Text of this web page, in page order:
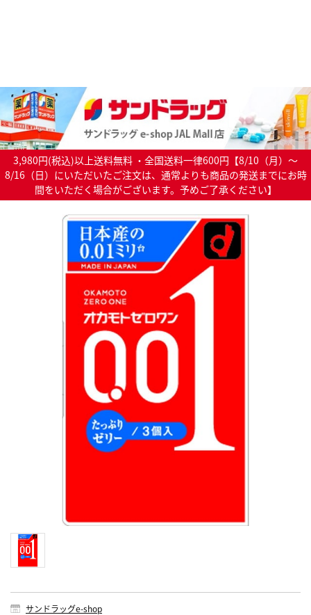
3,980円(税込)以上送料無料 ・全国送料一律600円【8/10（月）～
8/16（日）にいただいたご注文は、通常よりも商品の発送までにお時
間をいただく場合がございます。予めご了承ください】
サンドラッグe-shop